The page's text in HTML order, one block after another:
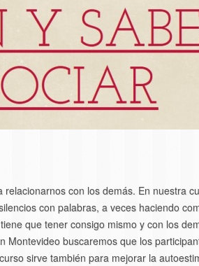
relacionarnos con los demás. En nuestra
con palabras, a veces haciendo
que tener consigo mismo y con los
Montevideo buscaremos que los
sirve también para mejorar la